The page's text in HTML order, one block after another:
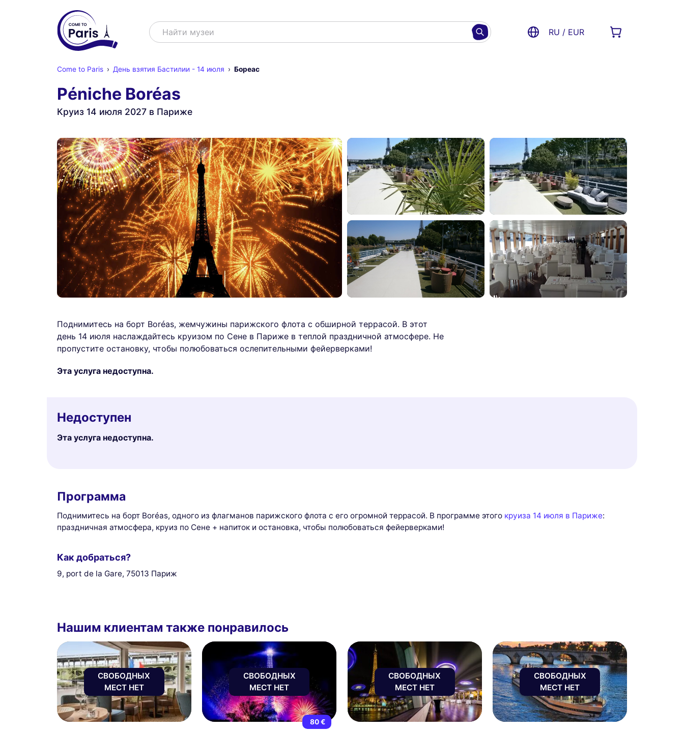
ПоискНайти музеи RU / EUR
Come to Paris День взятия Бастилии - 14 июля Бореас
Péniche Boréas
Круиз 14 июля 2027 в Париже
Поднимитесь на борт Boréas, жемчужины парижского флота с обширной террасой. В этот
день 14 июля наслаждайтесь круизом по Сене в Париже в теплой праздничной атмосфере. Не
пропустите остановку, чтобы полюбоваться ослепительными фейерверками!
Эта услуга недоступна.
Недоступен
Эта услуга недоступна.
Программа
Поднимитесь на борт Boréas, одного из флагманов парижского флота с его огромной террасой. В программе этого круиза 14 июля в Париже:
праздничная атмосфера, круиз по Сене + напиток и остановка, чтобы полюбоваться фейерверками!
Как добраться?
9, port de la Gare, 75013 Париж
Нашим клиентам также понравилось
СВОБОДНЫХ
МЕСТ НЕТ
СВОБОДНЫХ
МЕСТ НЕТ
80 €
СВОБОДНЫХ
МЕСТ НЕТ
СВОБОДНЫХ
МЕСТ НЕТ